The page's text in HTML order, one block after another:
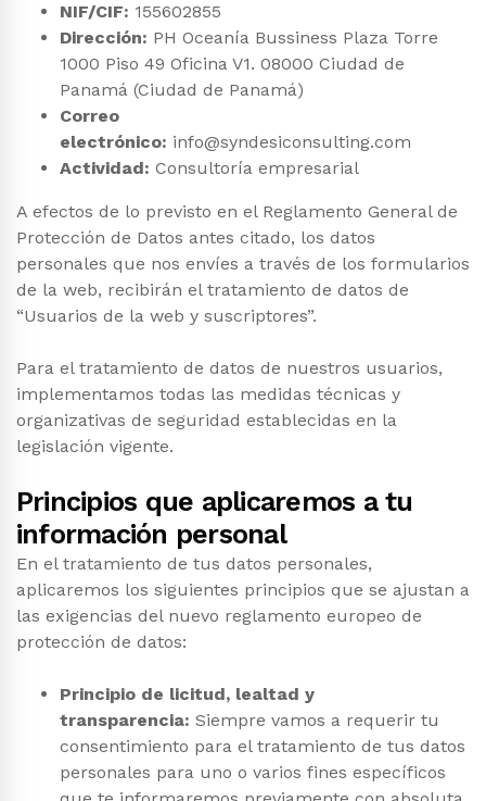
NIF/CIF: 155602855
Dirección: PH Oceanía Bussiness Plaza Torre
1000 Piso 49 Oficina V1. 08000 Ciudad de
Panamá (Ciudad de Panamá)
Correo
electrónico: info@syndesiconsulting.com
Actividad: Consultoría empresarial
A efectos de lo previsto en el Reglamento General de
Protección de Datos antes citado, los datos
personales que nos envíes a través de los formularios
de la web, recibirán el tratamiento de datos de
“Usuarios de la web y suscriptores”.
Para el tratamiento de datos de nuestros usuarios,
implementamos todas las medidas técnicas y
organizativas de seguridad establecidas en la
legislación vigente.
Principios que aplicaremos a tu
información personal
En el tratamiento de tus datos personales,
aplicaremos los siguientes principios que se ajustan a
las exigencias del nuevo reglamento europeo de
protección de datos:
Principio de licitud, lealtad y
transparencia: Siempre vamos a requerir tu
consentimiento para el tratamiento de tus datos
personales para uno o varios fines específicos